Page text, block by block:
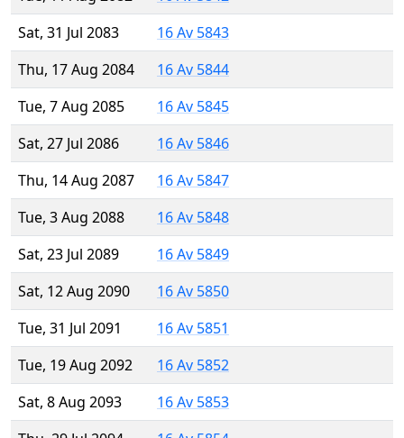
Sat, 31 Jul 2083
16 Av 5843
Thu, 17 Aug 2084
16 Av 5844
Tue, 7 Aug 2085
16 Av 5845
Sat, 27 Jul 2086
16 Av 5846
Thu, 14 Aug 2087
16 Av 5847
Tue, 3 Aug 2088
16 Av 5848
Sat, 23 Jul 2089
16 Av 5849
Sat, 12 Aug 2090
16 Av 5850
Tue, 31 Jul 2091
16 Av 5851
Tue, 19 Aug 2092
16 Av 5852
Sat, 8 Aug 2093
16 Av 5853